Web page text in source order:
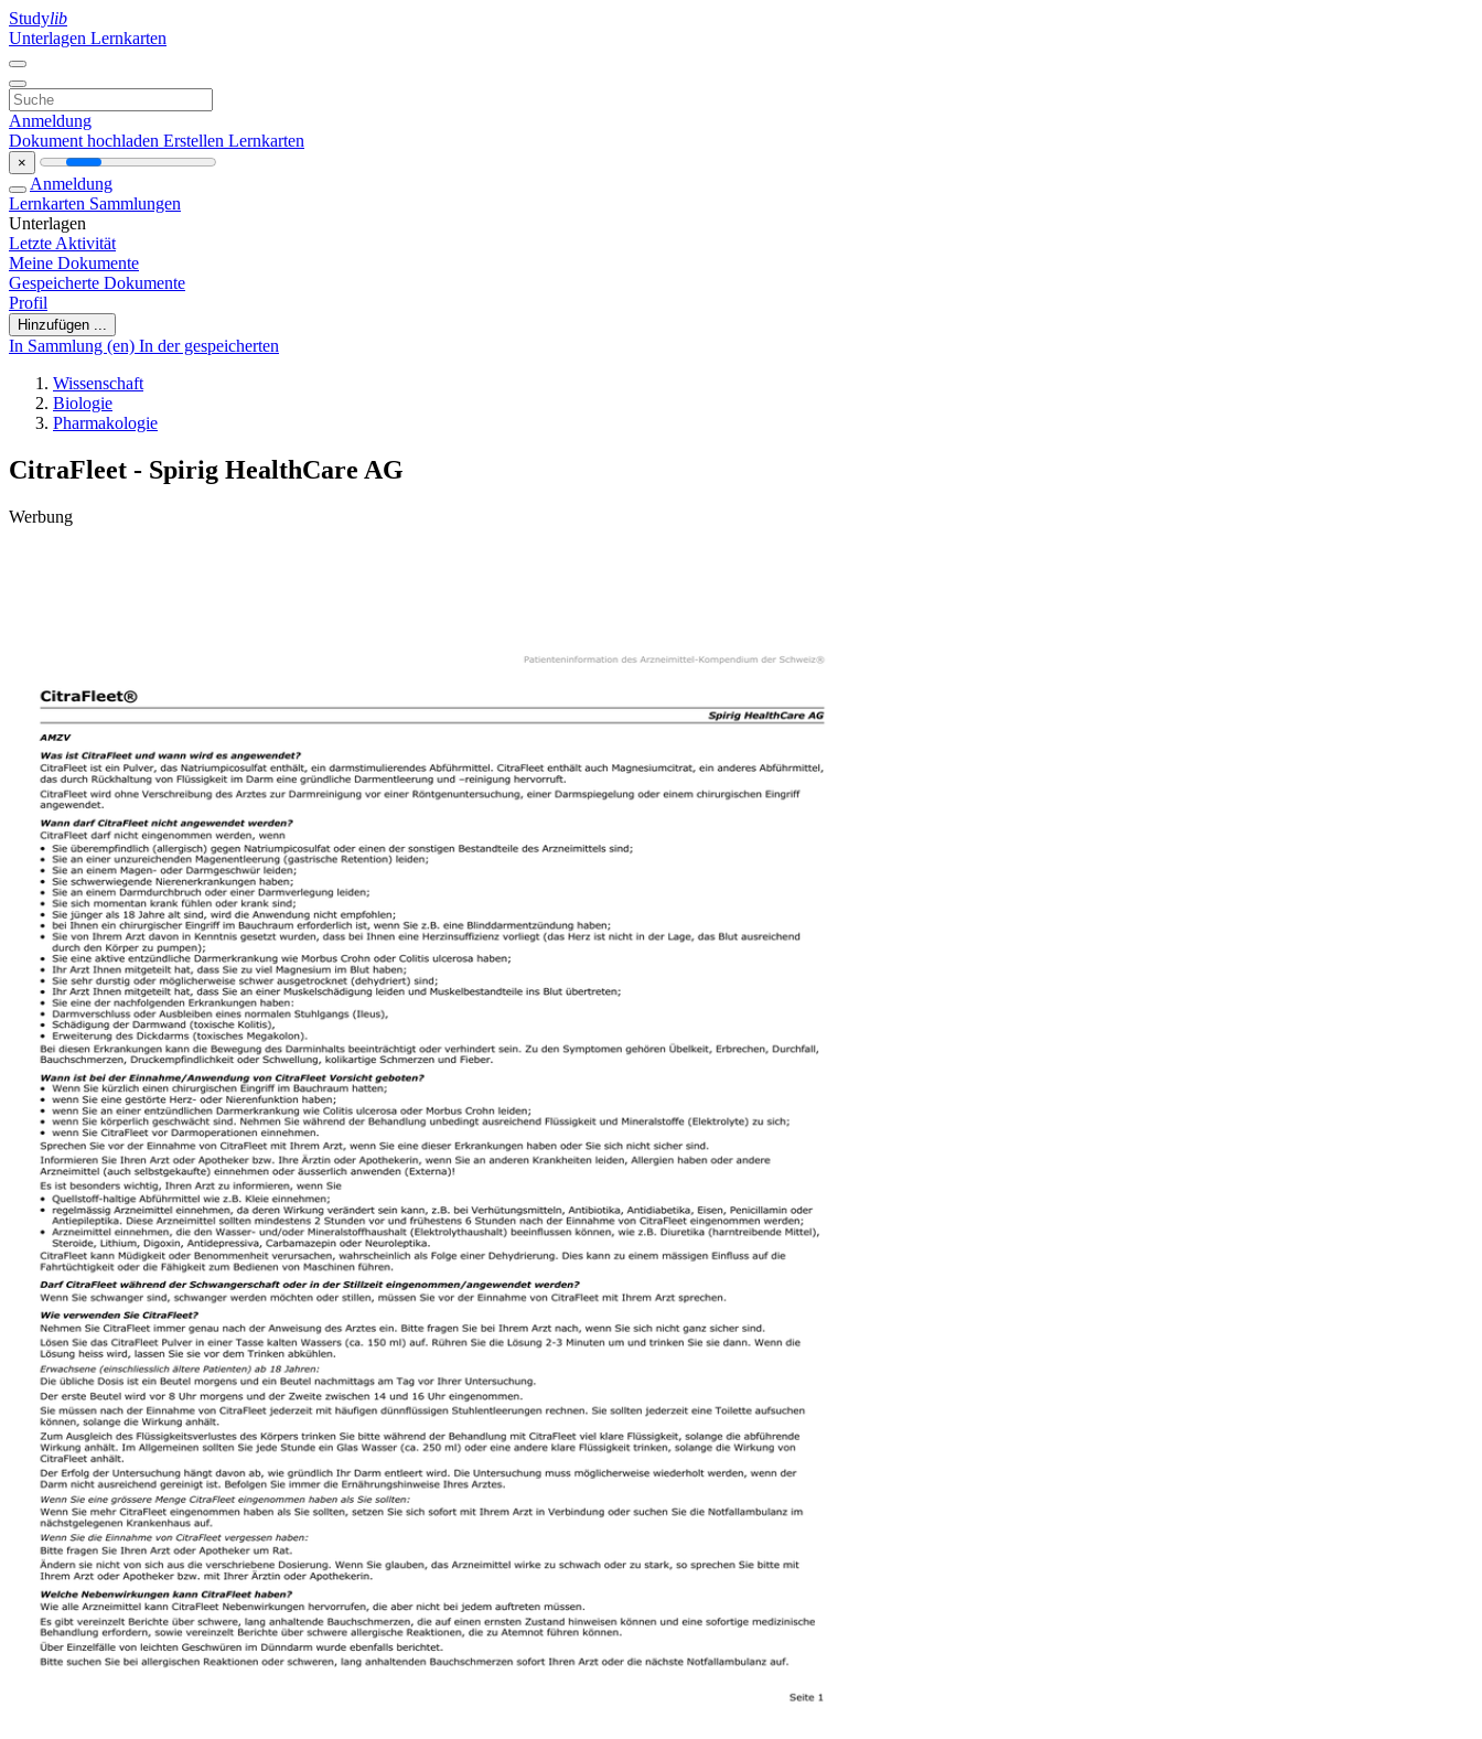
Studylib
Unterlagen Lernkarten
Anmeldung
Dokument hochladen Erstellen Lernkarten
×
Anmeldung
Lernkarten Sammlungen
Unterlagen
Letzte Aktivität
Meine Dokumente
Gespeicherte Dokumente
Profil
Hinzufügen ...
In Sammlung (en) In der gespeicherten
Wissenschaft
Biologie
Pharmakologie
CitraFleet - Spirig HealthCare AG
Werbung